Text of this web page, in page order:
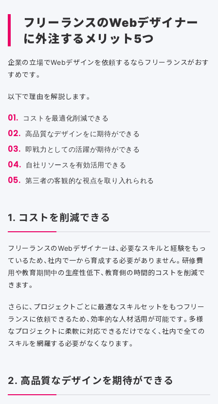
フリーランスのWebデザイナー
に外注するメリット5つ
企業の立場でWebデザインを依頼するならフリーランスがおす
すめです。
以下で理由を解説します。
コストを最適化削減できる
高品質なデザインをに期待ができる
即戦力としての活躍が期待ができる
自社リソースを有効活用できる
第三者の客観的な視点を取り入れられる
1. コストを削減できる
フリーランスのWebデザイナーは、必要なスキルと経験をもっ
ているため、社内で一から育成する必要がありません。研修費
用や教育期間中の生産性低下、教育側の時間的コストを削減で
きます。
さらに、プロジェクトごとに最適なスキルセットをもつフリー
ランスに依頼できるため、効率的な人材活用が可能です。多様
なプロジェクトに柔軟に対応できるだけでなく、社内で全ての
スキルを網羅する必要がなくなります。
2. 高品質なデザインを期待ができる